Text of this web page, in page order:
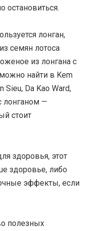
остановиться.
лонган,
семян лотоса
из лонгана с
найти в Kem
Sieu, Da Kao Ward,
лонганом —
стоит
здоровья, этот
здоровье, либо
эффекты, если
полезных